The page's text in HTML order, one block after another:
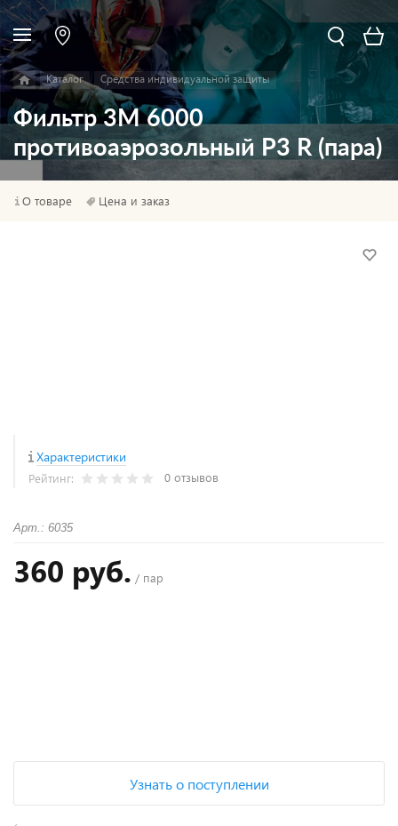
Каталог Средства индивидуальной защиты
Фильтр 3M 6000
противоаэрозольный P3 R (пара)
О товаре Цена и заказ
Характеристики
Рейтинг: 0 отзывов
Арт.: 6035
360 руб. / пар
Узнать о поступлении